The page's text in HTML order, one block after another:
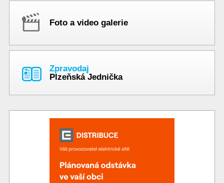
Foto a video galerie
Zpravodaj
Plzeňská Jednička